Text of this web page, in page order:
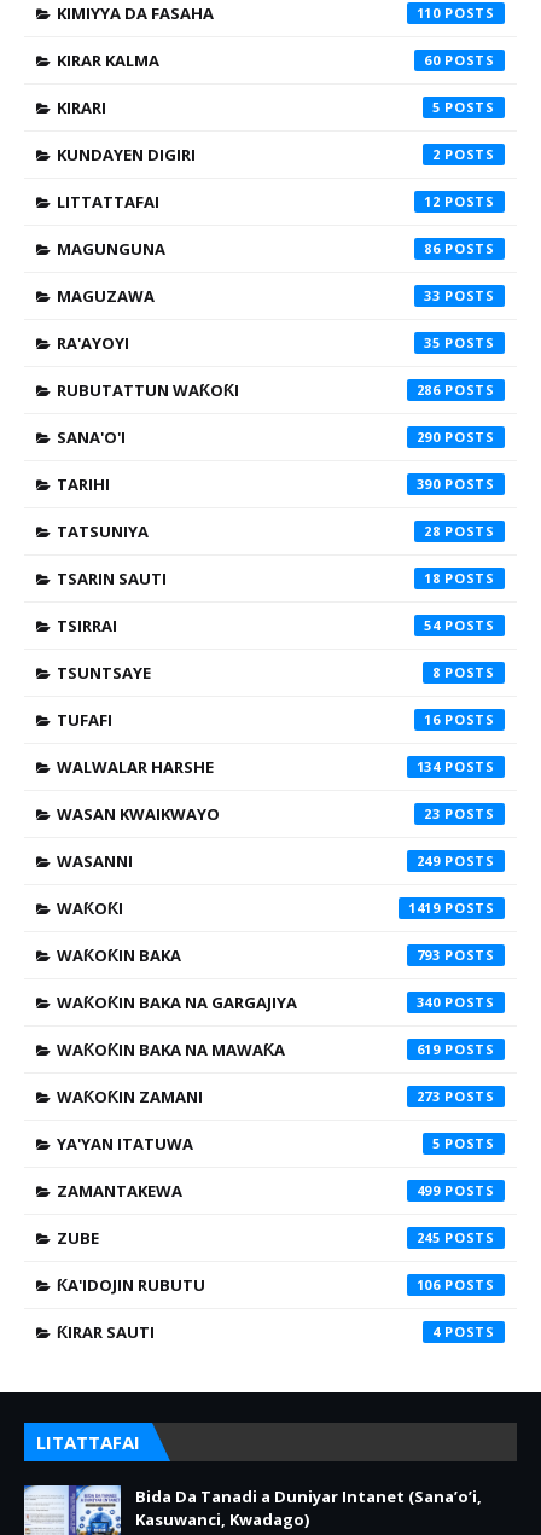
KIMIYYA DA FASAHA 110
KIRAR KALMA 60
KIRARI 5
KUNDAYEN DIGIRI 2
LITTATTAFAI 12
MAGUNGUNA 86
MAGUZAWA 33
RA'AYOYI 35
RUBUTATTUN WAƘOƘI 286
SANA'O'I 290
TARIHI 390
TATSUNIYA 28
TSARIN SAUTI 18
TSIRRAI 54
TSUNTSAYE 8
TUFAFI 16
WALWALAR HARSHE 134
WASAN KWAIKWAYO 23
WASANNI 249
WAƘOƘI 1419
WAƘOƘIN BAKA 793
WAƘOƘIN BAKA NA GARGAJIYA 340
WAƘOƘIN BAKA NA MAWAƘA 619
WAƘOƘIN ZAMANI 273
YA'YAN ITATUWA 5
ZAMANTAKEWA 499
ZUBE 245
ƘA'IDOJIN RUBUTU 106
ƘIRAR SAUTI 4
LITATTAFAI
Bida Da Tanadi a Duniyar Intanet (Sana’o’i,
Kasuwanci, Kwadago)